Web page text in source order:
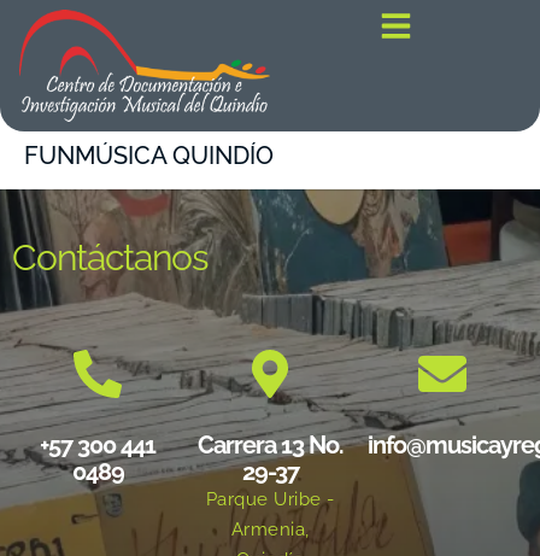
contenido
FUNMÚSICA QUINDÍO
Contáctanos
+57 300 441
0489
Carrera 13 No.
29-37
Parque Uribe -
Armenia,